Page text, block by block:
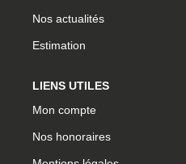
Nos actualités
Estimation
LIENS UTILES
Mon compte
Nos honoraires